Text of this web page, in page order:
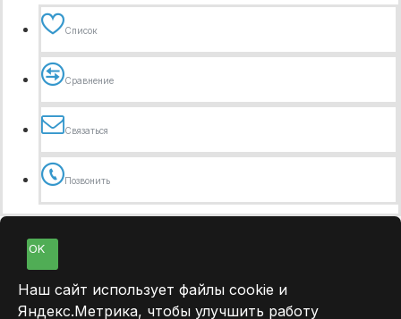
Список
Сравнение
Связаться
Позвонить
OK
Наш сайт использует файлы cookie и
Яндекс.Метрика, чтобы улучшить работу